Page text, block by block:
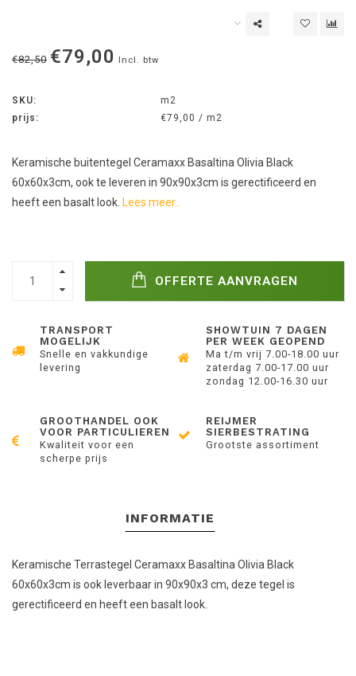
€82,50 €79,00 Incl. btw
SKU:
m2
prijs:
€79,00 / m2
Keramische buitentegel Ceramaxx Basaltina Olivia Black
60x60x3cm, ook te leveren in 90x90x3cm is gerectificeerd en
heeft een basalt look. Lees meer..
OFFERTE AANVRAGEN
TRANSPORT
MOGELIJK
Snelle en vakkundige
levering
SHOWTUIN 7 DAGEN
PER WEEK GEOPEND
Ma t/m vrij 7.00-18.00 uur
zaterdag 7.00-17.00 uur
zondag 12.00-16.30 uur
GROOTHANDEL OOK
VOOR PARTICULIEREN
Kwaliteit voor een
scherpe prijs
REIJMER
SIERBESTRATING
Grootste assortiment
INFORMATIE
Keramische Terrastegel Ceramaxx Basaltina Olivia Black
60x60x3cm is ook leverbaar in 90x90x3 cm, deze tegel is
gerectificeerd en heeft een basalt look.